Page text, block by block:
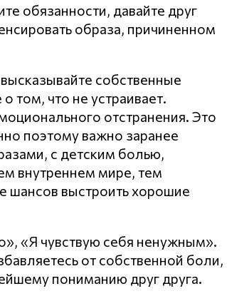
обязанности, давайте друг
образа, причиненном
собственные
том, что не устраивает.
отстранения. Это
поэтому важно заранее
с детским болью,
внутреннем мире, тем
шансов выстроить хорошие
«Я чувствую себя ненужным».
от собственной боли,
пониманию друг друга.